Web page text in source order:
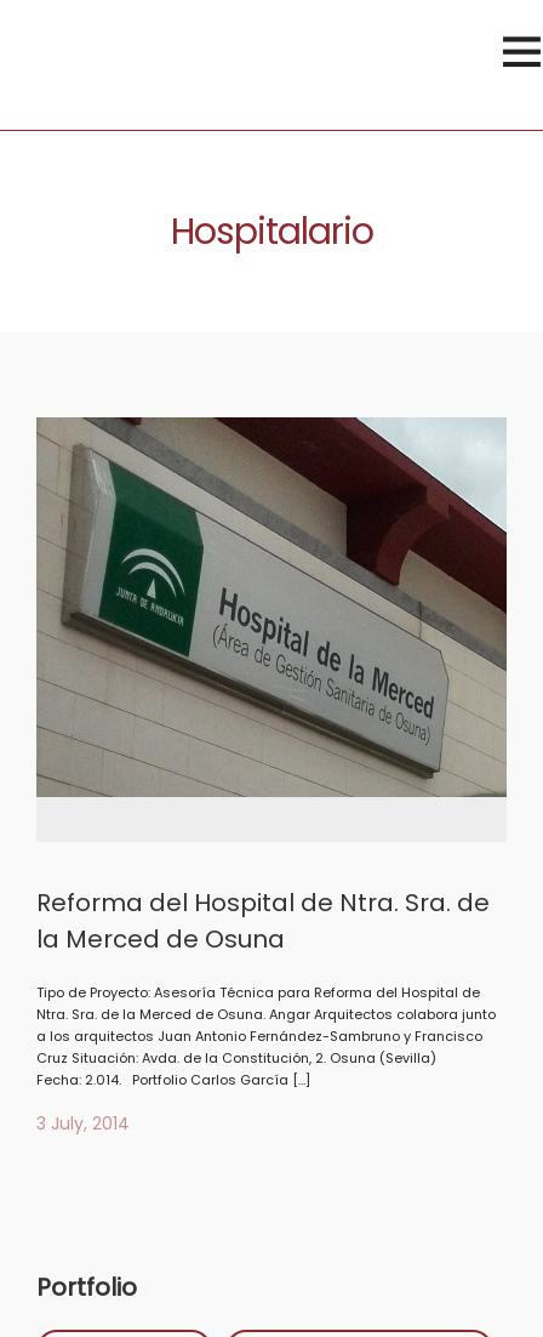
Hospitalario
Reforma del Hospital de Ntra. Sra. de
la Merced de Osuna
Tipo de Proyecto: Asesoría Técnica para Reforma del Hospital de
Ntra. Sra. de la Merced de Osuna. Angar Arquitectos colabora junto
a los arquitectos Juan Antonio Fernández-Sambruno y Francisco
Cruz Situación: Avda. de la Constitución, 2. Osuna (Sevilla)
Fecha: 2.014. Portfolio Carlos García […]
3 July, 2014
Portfolio